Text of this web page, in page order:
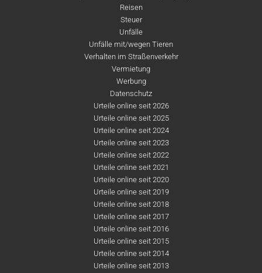
Reisen
Steuer
Unfälle
Unfälle mit/wegen Tieren
Verhalten im Straßenverkehr
Vermietung
Werbung
Datenschutz
Urteile online seit 2026
Urteile online seit 2025
Urteile online seit 2024
Urteile online seit 2023
Urteile online seit 2022
Urteile online seit 2021
Urteile online seit 2020
Urteile online seit 2019
Urteile online seit 2018
Urteile online seit 2017
Urteile online seit 2016
Urteile online seit 2015
Urteile online seit 2014
Urteile online seit 2013